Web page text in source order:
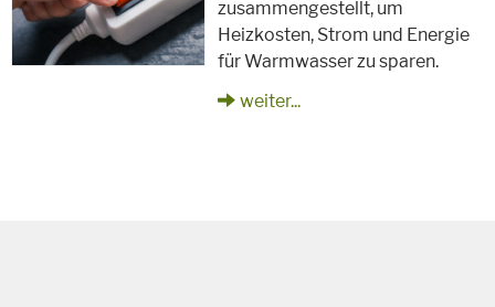
zusammengestellt, um
Heizkosten, Strom und Energie
für Warmwasser zu sparen.
weiter...